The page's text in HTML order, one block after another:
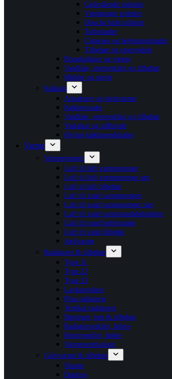
Gulvstående toiletter
Væghængte toiletter
Douche bide toiletter
Toiletsæder
Cisterner og betjeningsplader
Tilbehør og reservedele
Brusekabiner og vægge
Vandlåse, stopventiler og tilbehør
Møbler og spejle
Køkken
Armaturer og termostater
Køkkenvaske
Vandlåse, stopventiler og tilbehør
Vaskekar og stålborde
Øvrige køkkenredskaber
Varme
Varmepumper
Luft til luft varmepumper
Luft til luft varmepumper sæt
Luft til luft tilbehør
Luft til vand varmepumper
Luft til vand varmepumper sæt
Luft til vand varmtvandsbeholdere
Luft til vand buffertanke
Luft til vand tilbehør
Jordvarme
Radiatorer & tilbehør
Type 11
Type 22
Type 33
Lavkonvektor
Plan radiatorer
Vertikal radiatorer
Bæringer, ben & tilbehør
Radiatorventiler, følere
Returventiler, følere
Varmeventilatorer
Gulvvarme & tilbehør
Shunte
Danfoss